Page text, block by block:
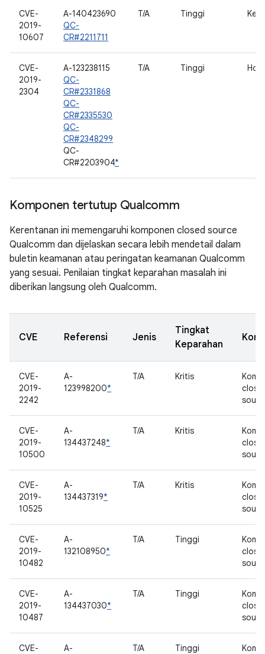
CVE-
2019-
10607
A-140423690
QC-
CR#2211711
T/A Tinggi
CVE-
2019-
2304
A-123238115
QC-
CR#2331868
QC-
CR#2335530
QC-
CR#2348299
QC-
CR#2203904*
T/A Tinggi
Komponen tertutup Qualcomm
Kerentanan ini memengaruhi komponen closed source
Qualcomm dan dijelaskan secara lebih mendetail dalam
buletin keamanan atau peringatan keamanan Qualcomm
yang sesuai. Penilaian tingkat keparahan masalah ini
diberikan langsung oleh Qualcomm.
CVE Referensi Jenis
Tingkat
Keparahan
CVE-
2019-
2242
A-
123998200*
T/A Kritis
CVE-
2019-
10500
A-
134437248*
T/A Kritis
CVE-
2019-
10525
A-
134437319*
T/A Kritis
CVE-
2019-
10482
A-
132108950*
T/A Tinggi
CVE-
2019-
10487
A-
134437030*
T/A Tinggi
CVE-
A-
T/A Tinggi